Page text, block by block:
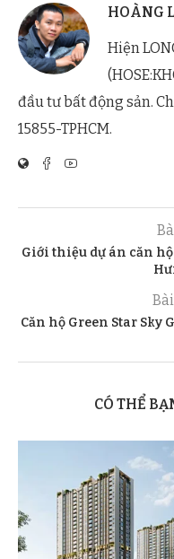
HOÀNG
Hiện
đầu tư bất động sản.
15855-TPHCM.
Giới thiệu dự án căn
Căn hộ Green Star Sky
CÓ THỂ